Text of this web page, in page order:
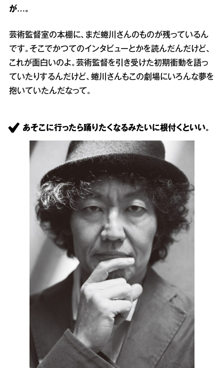
が…。
芸術監督室の本棚に、まだ蜷川さんのものが残っているん
です。そこでかつてのインタビューとかを読んだんだけど、
これが面白いのよ。芸術監督を引き受けた初期衝動を語っ
ていたりするんだけど、蜷川さんもこの劇場にいろんな夢を
抱いていたんだなって。
あそこに行ったら踊りたくなるみたいに根付くといい。